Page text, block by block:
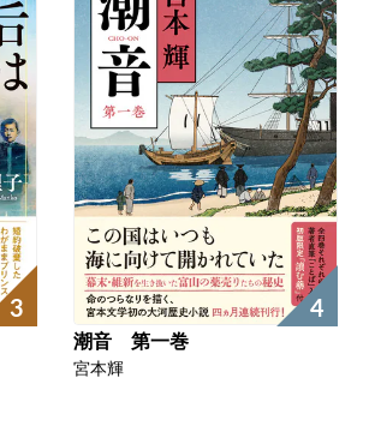
3 4
潮音 第一巻
宮本輝